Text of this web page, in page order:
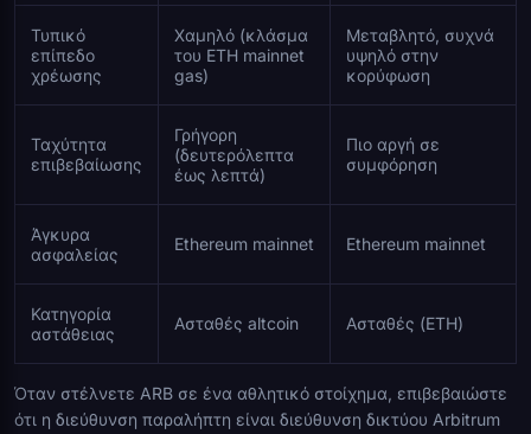
Τυπικό
επίπεδο
χρέωσης
Χαμηλό (κλάσμα
του ETH mainnet
gas)
Μεταβλητό, συχνά
υψηλό στην
κορύφωση
Ταχύτητα
επιβεβαίωσης
Γρήγορη
(δευτερόλεπτα
έως λεπτά)
Πιο αργή σε
συμφόρηση
Άγκυρα
ασφαλείας
Ethereum mainnet Ethereum mainnet
Κατηγορία
αστάθειας
Ασταθές altcoin Ασταθές (ETH)
Όταν στέλνετε ARB σε ένα αθλητικό στοίχημα, επιβεβαιώστε
ότι η διεύθυνση παραλήπτη είναι διεύθυνση δικτύου Arbitrum